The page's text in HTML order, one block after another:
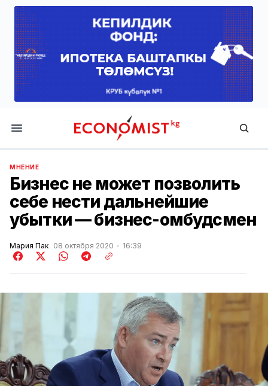
Economist.kg
МНЕНИЕ
Бизнес не может позволить
себе нести дальнейшие
убытки — бизнес-омбудсмен
Мария Пак 08 октября 2020 16:39